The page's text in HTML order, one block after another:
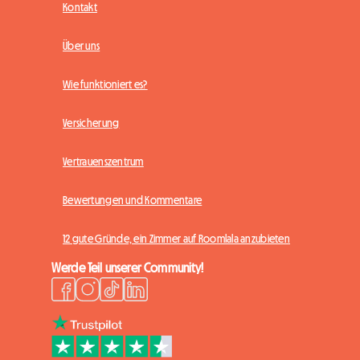
Kontakt
Über uns
Wie funktioniert es?
Versicherung
Vertrauenszentrum
Bewertungen und Kommentare
12 gute Gründe, ein Zimmer auf Roomlala anzubieten
Werde Teil unserer Community!